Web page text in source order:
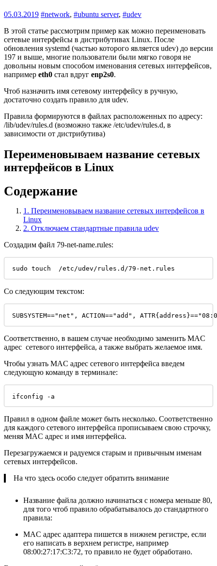
05.03.2019 #network, #ubuntu server, #udev
В этой статье рассмотрим пример как можно переименовать
сетевые интерфейсы в дистрибутивах Linux. После
обновления systemd (частью которого является udev) до версии
197 и выше, многие пользователи были мягко говоря не
довольны новым способом именования сетевых интерфейсов,
например eth0 стал вдруг enp2s0.
Чтоб назначить имя сетевому интерфейсу в ручную,
достаточно создать правило для udev.
Правила формируются в файлах расположенных по адресу:
/lib/udev/rules.d (возможно также /etc/udev/rules.d, в
зависимости от дистрибутива)
Переименовываем название сетевых
интерфейсов в Linux
Содержание
1. Переименовываем название сетевых интерфейсов в
Linux
2. Отключаем стандартные правила udev
Создадим файл 79-net-name.rules:
sudo touch  /etc/udev/rules.d/79-net.rules
Со следующим текстом:
SUBSYSTEM=="net", ACTION=="add",
Соответственно, в вашем случае необходимо заменить MAC
адрес сетевого интерфейса, а также выбрать желаемое имя.
Чтобы узнать MAC адрес сетевого интерфейса введем
следующую команду в терминале:
ifconfig -a
Правил в одном файле может быть несколько. Соответственно
для каждого сетевого интерфейса прописываем свою строчку,
меняя MAC адрес и имя интерфейса.
Перезагружаемся и радуемся старым и привычным именам
сетевых интерфейсов.
На что здесь особо следует обратить внимание
Название файла должно начинаться с номера меньше 80,
для того чтоб правило обрабатывалось до стандартного
правила:
MAC адрес адаптера пишется в нижнем регистре, если
его написать в верхнем регистре, например
08:00:27:17:С3:72, то правило не будет обработано.